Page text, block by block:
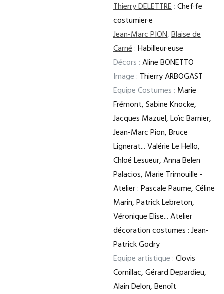
Thierry DELETTRE:Chef·fe
costumier·e
Jean-Marc PION,Blaise de
Carné:Habilleur·euse
Décors :Aline BONETTO
Image : Thierry ARBOGAST
Equipe Costumes : Marie
Frémont, Sabine Knocke,
Jacques Mazuel, Loïc Barnier,
Jean-Marc Pion, Bruce
Lignerat... Valérie Le Hello,
Chloé Lesueur, Anna Belen
Palacios, Marie Trimouille -
Atelier : Pascale Paume, Céline
Marin, Patrick Lebreton,
Véronique Elise... Atelier
décoration costumes : Jean-
Patrick Godry
Equipe artistique :Clovis
Cornillac, Gérard Depardieu,
Alain Delon, Benoît